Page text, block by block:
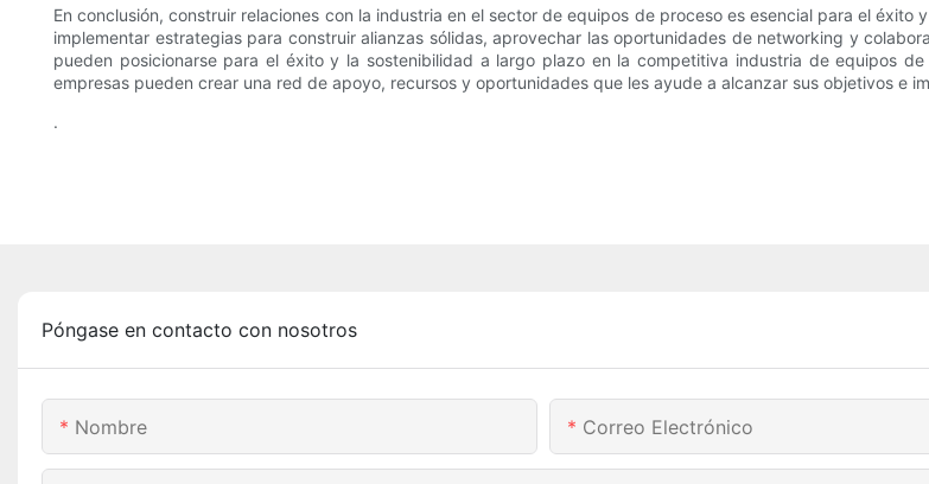
En conclusión, construir relaciones con la industria en el sector de equipos de proceso es esencial para el
implementar estrategias para construir alianzas sólidas, aprovechar las oportunidades de networking y
pueden posicionarse para el éxito y la sostenibilidad a largo plazo en la competitiva industria de equipos
empresas pueden crear una red de apoyo, recursos y oportunidades que les ayude a alcanzar sus objetivos e
.
Póngase en contacto con nosotros
Nombre Correo Electrónico